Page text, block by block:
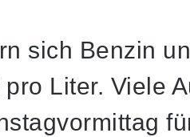
sich Benzin
Liter. Viele